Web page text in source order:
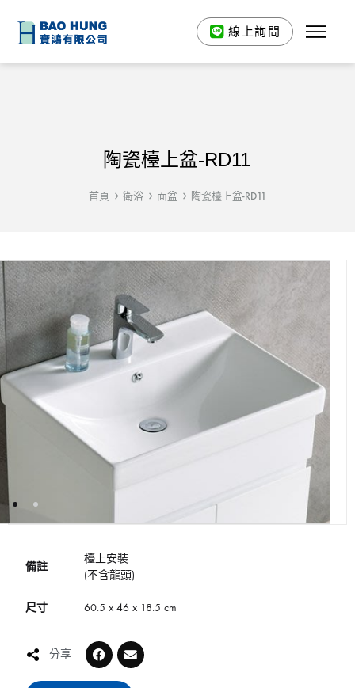
線上詢問
陶瓷檯上盆-RD11
首頁 衛浴 面盆 陶瓷檯上盆-RD11
備註
檯上安裝
(不含龍頭)
尺寸 60.5 x 46 x 18.5 cm
分享